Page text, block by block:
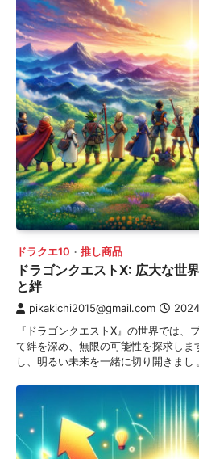
ドラクエ10 推し商品
ドラゴンクエストX: 広大な世
と絆
pikakichi2015@gmail.com
『ドラゴンクエストX』の世界では、
て絆を深め、無限の可能性を探求しま
し、明るい未来を一緒に切り開きまし